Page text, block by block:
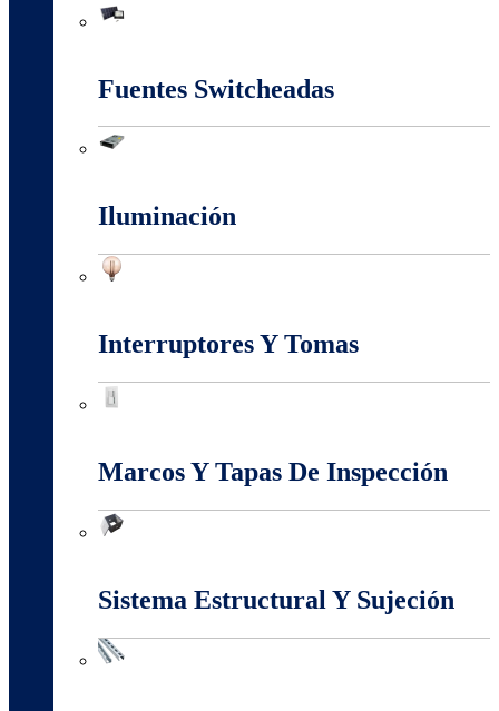
Fuentes Switcheadas
Iluminación
Interruptores Y Tomas
Marcos Y Tapas De Inspección
Sistema Estructural Y Sujeción